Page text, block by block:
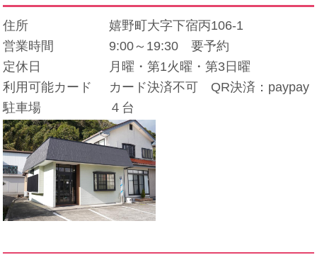
住所
嬉野町大字下宿丙106-1
営業時間
9:00～19:30 要予約
定休日
月曜・第1火曜・第3日曜
利用可能カード
カード決済不可 QR決済：paypay
駐車場
４台